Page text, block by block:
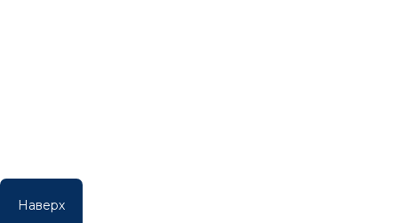
Наверх